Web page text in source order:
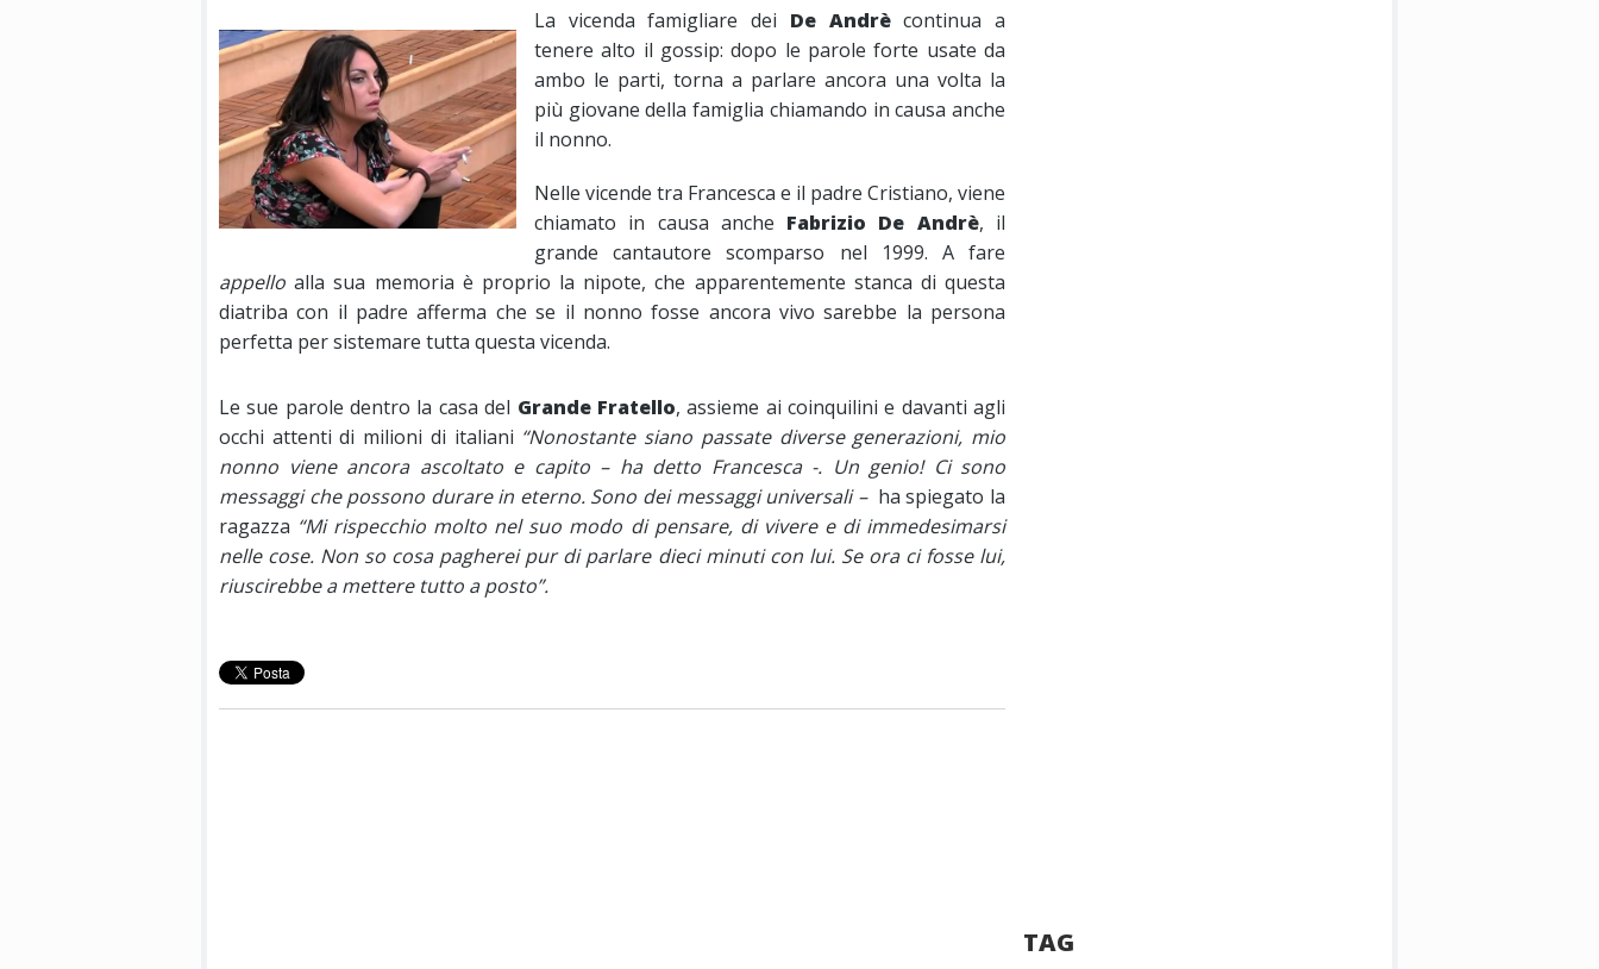
La vicenda famigliare dei De Andrècontinua a
tenere alto il gossip: dopo le parole forte usate da
ambo le parti, torna a parlare ancora una volta la
più giovane della famiglia chiamando in causa anche
il nonno.
Nelle vicende tra Francesca e il padre Cristiano, viene
chiamato in causa anche Fabrizio De Andrè, il
grande cantautore scomparso nel 1999. A fare
appello alla sua memoria è proprio la nipote, che apparentemente stanca di questa
diatriba con il padre afferma che se il nonno fosse ancora vivo sarebbe la persona
perfetta per sistemare tutta questa vicenda.
Le sue parole dentro la casa del Grande Fratello, assieme ai coinquilini e davanti agli
occhi attenti di milioni di italiani “Nonostante siano passate diverse generazioni, mio
nonno viene ancora ascoltato e capito – ha detto Francesca -. Un genio! Ci sono
messaggi che possono durare in eterno. Sono dei messaggi universali – ha spiegato la
ragazza “Mi rispecchio molto nel suo modo di pensare, di vivere e di immedesimarsi
nelle cose. Non so cosa pagherei pur di parlare dieci minuti con lui. Se ora ci fosse lui,
riuscirebbe a mettere tutto a posto”.
TAG